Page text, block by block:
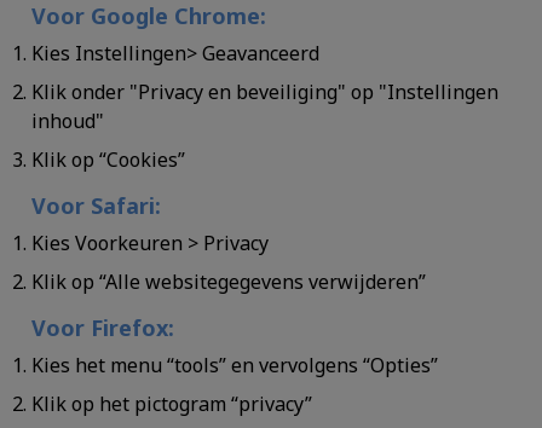
Voor Google Chrome:
Kies Instellingen> Geavanceerd
Klik onder "Privacy en beveiliging" op "Instellingen
inhoud"
Klik op “Cookies”
Voor Safari:
Kies Voorkeuren > Privacy
Klik op “Alle websitegegevens verwijderen”
Voor Firefox:
Kies het menu “tools” en vervolgens “Opties”
Klik op het pictogram “privacy”